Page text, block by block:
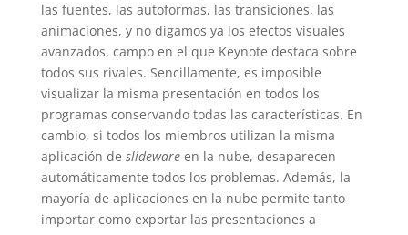
las fuentes, las autoformas, las transiciones, las
animaciones, y no digamos ya los efectos visuales
avanzados, campo en el que Keynote destaca sobre
todos sus rivales. Sencillamente, es imposible
visualizar la misma presentación en todos los
programas conservando todas las características. En
cambio, si todos los miembros utilizan la misma
aplicación de slidewareen la nube, desaparecen
automáticamente todos los problemas. Además, la
mayoría de aplicaciones en la nube permite tanto
importar como exportar las presentaciones a